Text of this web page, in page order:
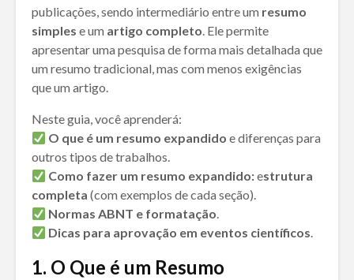
publicações, sendo intermediário entre um resumo
simples e um artigo completo. Ele permite
apresentar uma pesquisa de forma mais detalhada que
um resumo tradicional, mas com menos exigências
que um artigo.
Neste guia, você aprenderá:
O que é um resumo expandido e diferenças para
outros tipos de trabalhos.
Como fazer um resumo expandido:estrutura
completa (com exemplos de cada seção).
Normas ABNT e formatação.
Dicas para aprovação em eventos científicos.
1. O Que é um Resumo